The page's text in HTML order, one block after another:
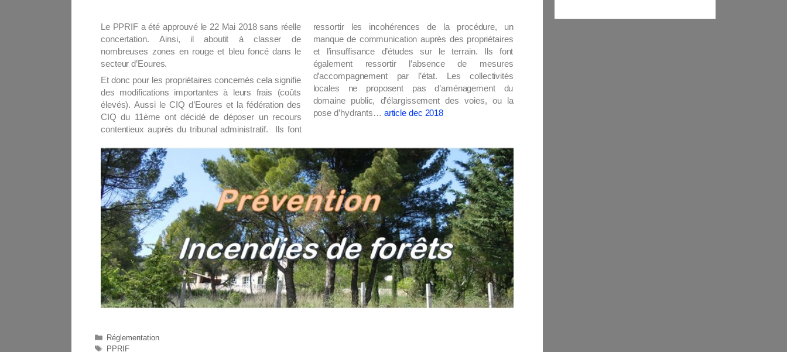
Le PPRIF a été approuvé le 22 Mai 2018 sans réelle
concertation. Ainsi, il aboutit à classer de
nombreuses zones en rouge et bleu foncé dans le
secteur d’Eoures.
Et donc pour les propriétaires concernés cela signifie
des modifications importantes à leurs frais (coûts
élevés). Aussi le CIQ d’Eoures et la fédération des
CIQ du 11ème ont décidé de déposer un recours
contentieux auprès du tribunal administratif. Ils font
ressortir les incohérences de la procédure, un
manque de communication auprès des propriétaires
et l’insuffisance d’études sur le terrain. Ils font
également ressortir l’absence de mesures
d’accompagnement par l’état. Les collectivités
locales ne proposent pas d’aménagement du
domaine public, d’élargissement des voies, ou la
pose d’hydrants… article dec 2018
Réglementation
PPRIF